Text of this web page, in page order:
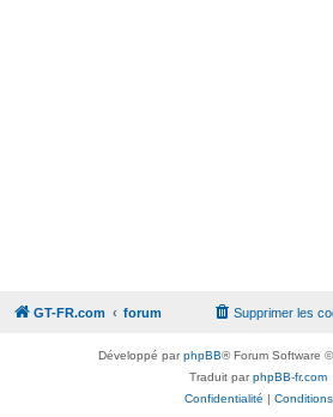
GT-FR.com forum Supprimer les
Développé parphpBB® Forum Software
Traduit parphpBB-fr.com
Confidentialité | Conditions